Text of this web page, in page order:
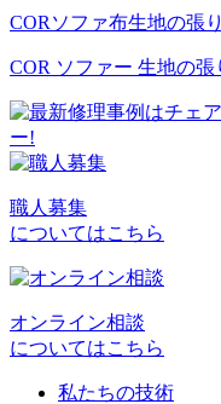
COR ソファ布生地の張
COR ソファー 生地の張
職人募集
についてはこちら
オンライン相談
についてはこちら
私たちの技術